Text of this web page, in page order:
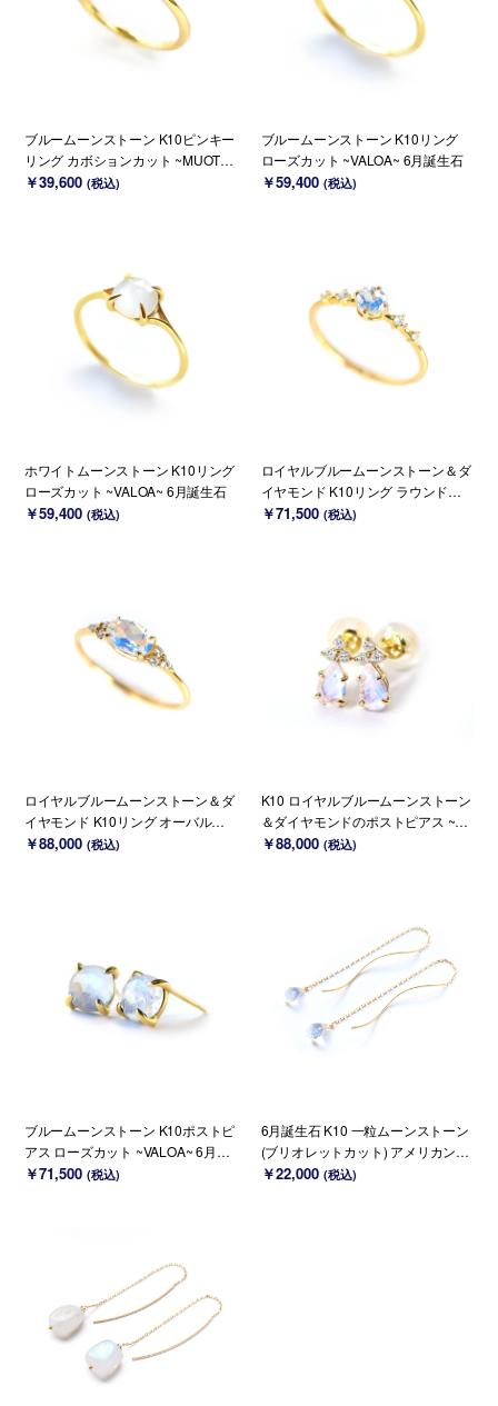
ブルームーンストーン K10ピンキー
リング カボションカット ~MUOT~
6月誕生石
￥39,600 (税込)
ブルームーンストーン K10リング
ローズカット ~VALOA~ 6月誕生石
￥59,400 (税込)
ホワイトムーンストーン K10リング
ローズカット ~VALOA~ 6月誕生石
￥59,400 (税込)
ロイヤルブルームーンストーン＆ダ
イヤモンド K10リング ラウンドカ
ット ~Ello Lily~ 6月誕生石(K18/PT
￥71,500 (税込)
ロイヤルブルームーンストーン＆ダ
イヤモンド K10リング オーバルカ
ット ~Ello Ulmia~ 6月誕生石(K18/P
￥88,000 (税込)
K10 ロイヤルブルームーンストーン
＆ダイヤモンドのポストピアス ~Ell
o Lilas~ 6月誕生石(K18変更可能)
￥88,000 (税込)
ブルームーンストーン K10ポストピ
アス ローズカット ~VALOA~ 6月誕
生石 (K18変更可能)
￥71,500 (税込)
6月誕生石 K10 一粒ムーンストーン
(ブリオレットカット) アメリカンピ
アス~MONTBRETIA~
￥22,000 (税込)